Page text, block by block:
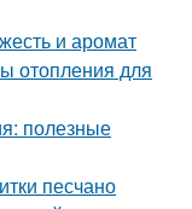
и аромат
отопления для
полезные
песчано